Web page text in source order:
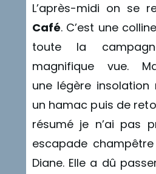
L’après-midi on se
Café. C’est une
toute la
magnifique vue.
une légère
un hamac puis de
résumé je n’ai pas
escapade
Diane. Elle a dû